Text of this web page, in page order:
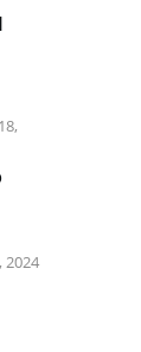
2024